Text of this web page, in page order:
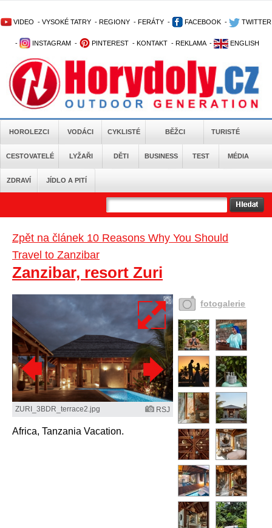
VIDEO - VYSOKÉ TATRY - REGIONY - FERÁTY - FACEBOOK - TWITTER
- INSTAGRAM - PINTEREST - KONTAKT - REKLAMA - ENGLISH
HOROLEZCI VODÁCI CYKLISTÉ BĚŽCI TURISTÉ
CESTOVATELÉ LYŽAŘI DĚTI BUSINESS TEST MÉDIA
ZDRAVÍ JÍDLO A PITÍ
Zpět na článek 10 Reasons Why You Should
Travel to Zanzibar
Zanzibar, resort Zuri
ZURI_3BDR_terrace2.jpg RSJ
Africa, Tanzania Vacation.
fotogalerie